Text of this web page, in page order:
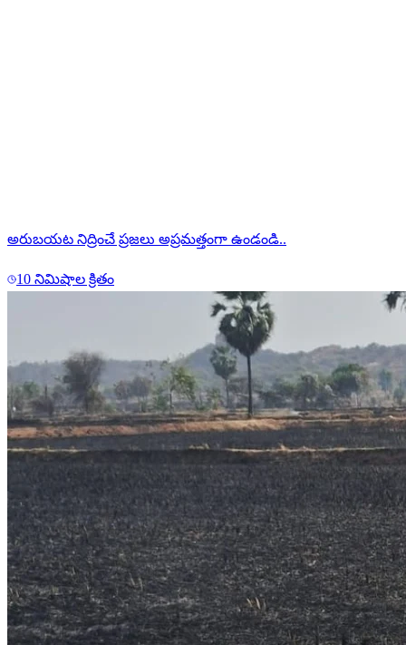
అరుబయట నిద్రించే ప్రజలు అప్రమత్తంగా ఉండండి..
10 నిమిషాల క్రితం